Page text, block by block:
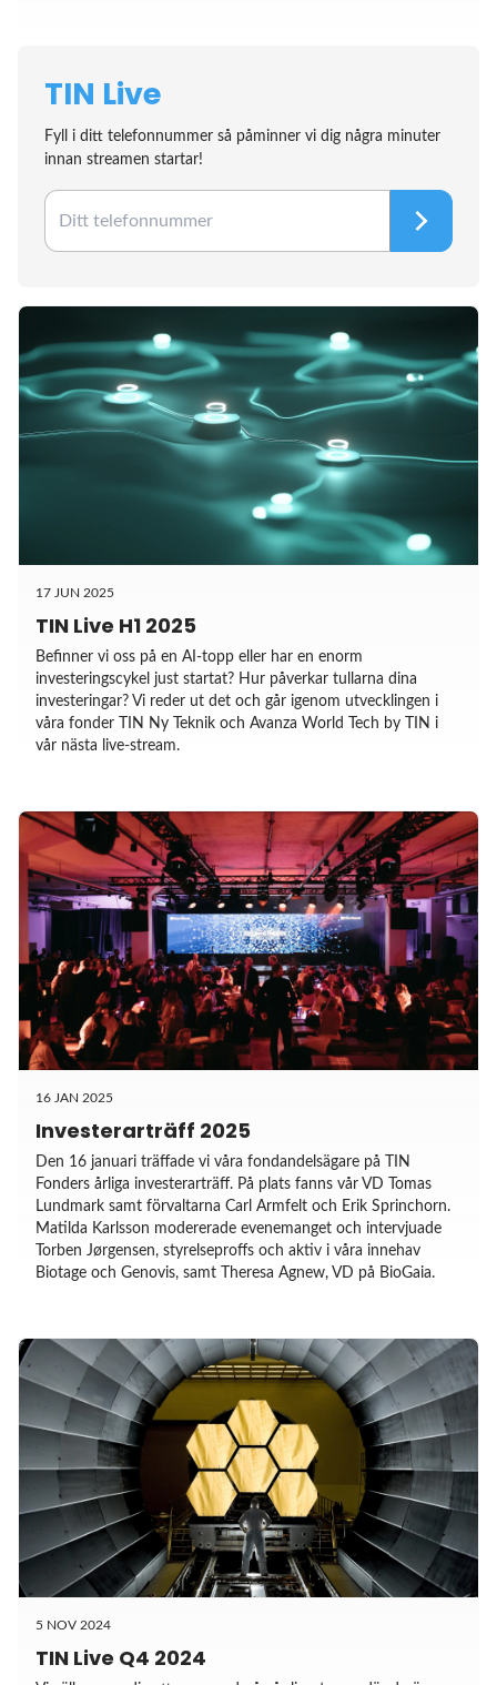
TIN Live
Fyll i ditt telefonnummer så påminner vi dig några minuter
innan streamen startar!
17 JUN 2025
TIN Live H1 2025
Befinner vi oss på en AI-topp eller har en enorm
investeringscykel just startat? Hur påverkar tullarna dina
investeringar? Vi reder ut det och går igenom utvecklingen i
våra fonder TIN Ny Teknik och Avanza World Tech by TIN i
vår nästa live-stream.
16 JAN 2025
Investerarträff 2025
Den 16 januari träffade vi våra fondandelsägare på TIN
Fonders årliga investerarträff. På plats fanns vår VD Tomas
Lundmark samt förvaltarna Carl Armfelt och Erik Sprinchorn.
Matilda Karlsson modererade evenemanget och intervjuade
Torben Jørgensen, styrelseproffs och aktiv i våra innehav
Biotage och Genovis, samt Theresa Agnew, VD på BioGaia.
5 NOV 2024
TIN Live Q4 2024